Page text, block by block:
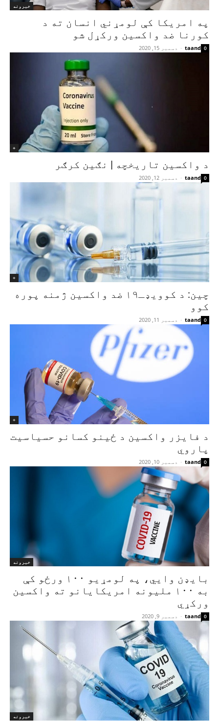
خبرونه
په امریکا کې لومړني انسان ته د
کورنا ضد واکسین ورکړل شو
taand
- دسمبر 15, 2020 0
+
د واکسین تاریخچه | نګین کرګر
taand
- دسمبر 12, 2020 0
+
چين: د کوویډـ۱۹ ضد واکسین ژمنه پوره
کوو
taand
- دسمبر 11, 2020 0
+
د فایزر واکسین د ځینو کسانو حسیاسیت
پاروي
taand
- دسمبر 10, 2020 0
خبرونه
بایډن وايي، په لومړیو ۱۰۰ ورځو کې
به ۱۰۰ ملیونه امریکایانو ته واکسین
ورکړي
taand
- دسمبر 9, 2020 0
خبرونه